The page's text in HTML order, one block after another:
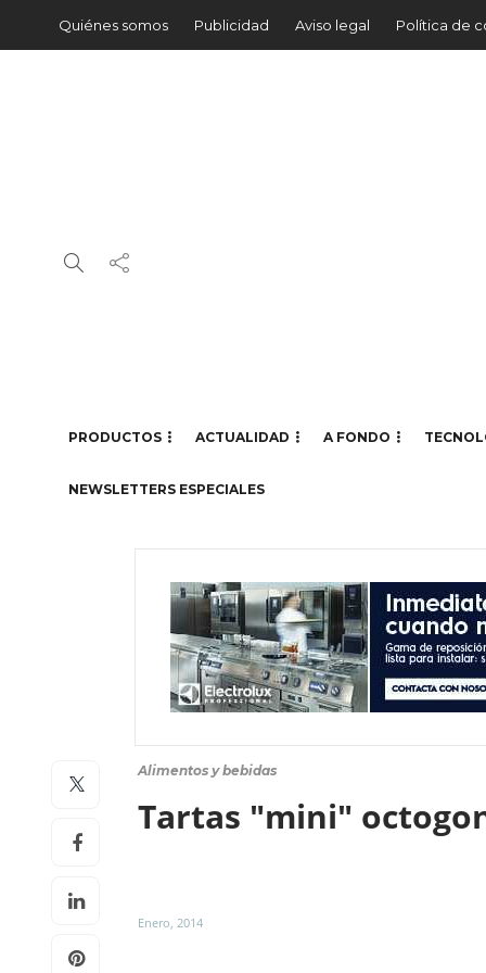
Quiénes somos Publicidad Aviso legal Política de
PRODUCTOS ACTUALIDAD A FONDO
NEWSLETTERS ESPECIALES
Alimentos y bebidas
Tartas "mini"
Enero, 2014